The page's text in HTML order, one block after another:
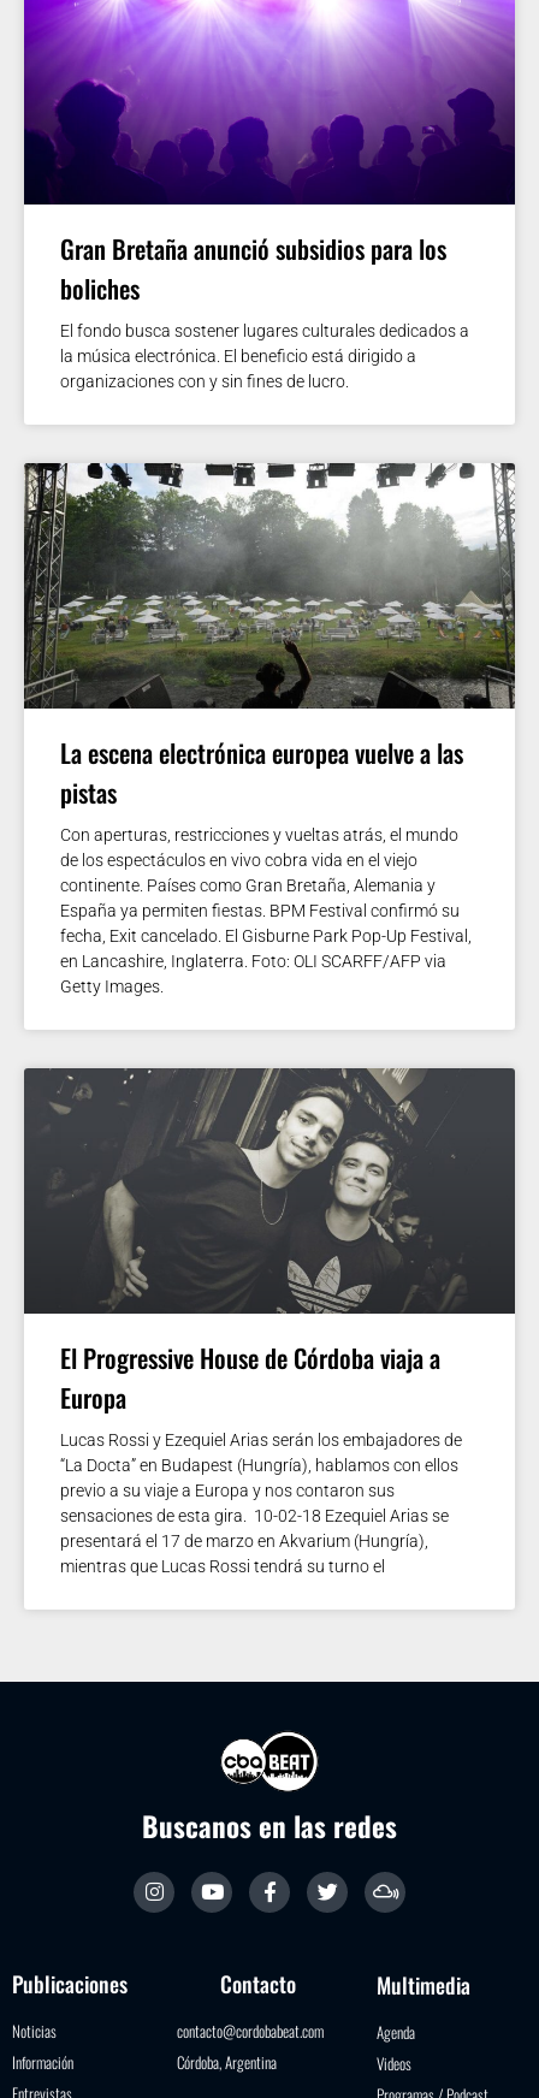
Gran Bretaña anunció subsidios para los
boliches
El fondo busca sostener lugares culturales dedicados a
la música electrónica. El beneficio está dirigido a
organizaciones con y sin fines de lucro.
La escena electrónica europea vuelve a las
pistas
Con aperturas, restricciones y vueltas atrás, el mundo
de los espectáculos en vivo cobra vida en el viejo
continente. Países como Gran Bretaña, Alemania y
España ya permiten fiestas. BPM Festival confirmó su
fecha, Exit cancelado. El Gisburne Park Pop-Up Festival,
en Lancashire, Inglaterra. Foto: OLI SCARFF/AFP via
Getty Images.
El Progressive House de Córdoba viaja a
Europa
Lucas Rossi y Ezequiel Arias serán los embajadores de
“La Docta” en Budapest (Hungría), hablamos con ellos
previo a su viaje a Europa y nos contaron sus
sensaciones de esta gira. 10-02-18 Ezequiel Arias se
presentará el 17 de marzo en Akvarium (Hungría),
mientras que Lucas Rossi tendrá su turno el
Buscanos en las redes
Publicaciones
Noticias
Información
Entrevistas
Contacto
contacto@cordobabeat.com
Córdoba, Argentina
Multimedia
Agenda
Videos